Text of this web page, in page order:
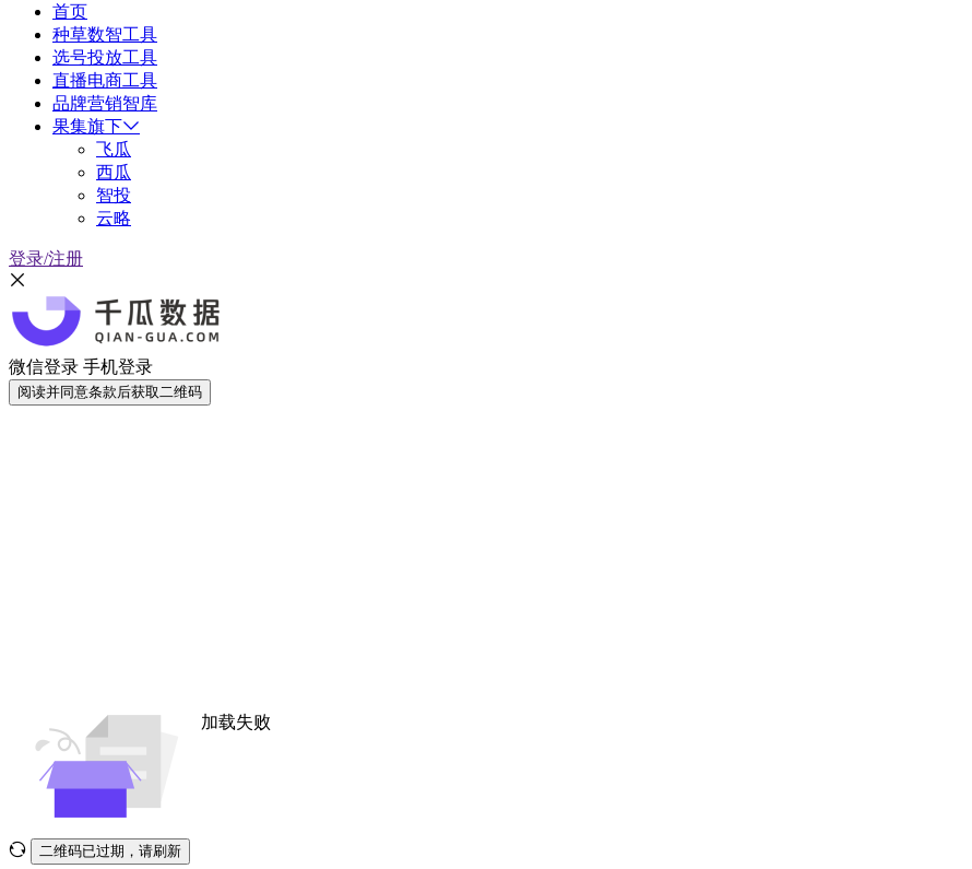
首页
种草数智工具
选号投放工具
直播电商工具
品牌营销智库
果集旗下
飞瓜
西瓜
智投
云略
登录/注册
微信登录 手机登录
阅读并同意条款后获取二维码
加载失败
二维码已过期，请刷新